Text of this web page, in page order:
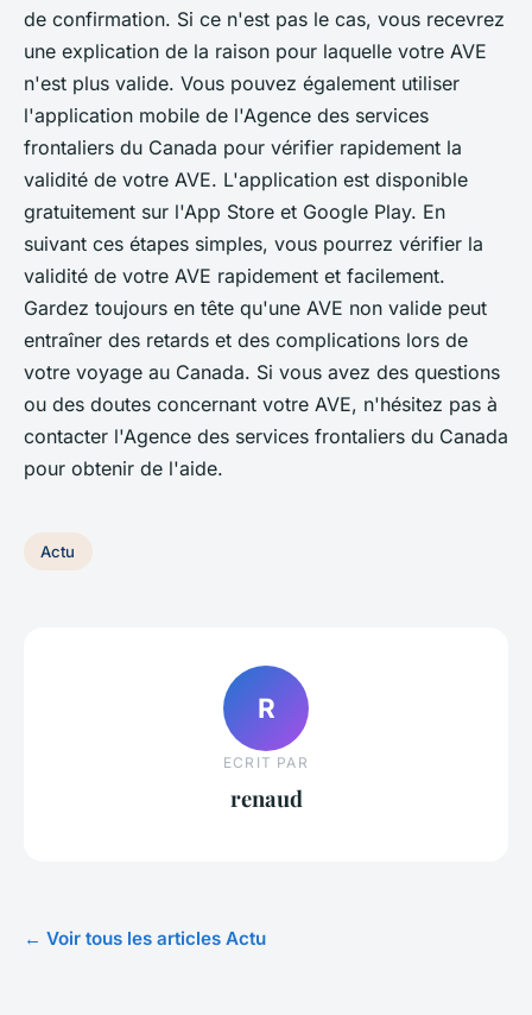
de confirmation. Si ce n'est pas le cas, vous recevrez
une explication de la raison pour laquelle votre AVE
n'est plus valide. Vous pouvez également utiliser
l'application mobile de l'Agence des services
frontaliers du Canada pour vérifier rapidement la
validité de votre AVE. L'application est disponible
gratuitement sur l'App Store et Google Play. En
suivant ces étapes simples, vous pourrez vérifier la
validité de votre AVE rapidement et facilement.
Gardez toujours en tête qu'une AVE non valide peut
entraîner des retards et des complications lors de
votre voyage au Canada. Si vous avez des questions
ou des doutes concernant votre AVE, n'hésitez pas à
contacter l'Agence des services frontaliers du Canada
pour obtenir de l'aide.
Actu
R
ECRIT PAR
renaud
← Voir tous les articles Actu